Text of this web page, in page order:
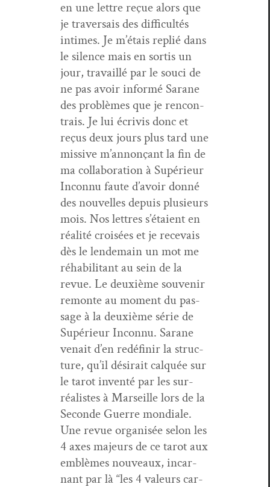
en une let­tre reçue alors que
je tra­ver­sais des dif­fi­cultés
intimes. Je m’é­tais replié dans
le silence mais en sor­tis un
jour, tra­vail­lé par le souci de
ne pas avoir infor­mé Sarane
des prob­lèmes que je ren­con­
trais. Je lui écriv­is donc et
reçus deux jours plus tard une
mis­sive m’an­nonçant la fin de
ma col­lab­o­ra­tion à Supérieur
Incon­nu faute d’avoir don­né
des nou­velles depuis plusieurs
mois. Nos let­tres s’é­taient en
réal­ité croisées et je rece­vais
dès le lende­main un mot me
réha­bil­i­tant au sein de la
revue. Le deux­ième sou­venir
remonte au moment du pas­
sage à la deux­ième série de
Supérieur Incon­nu. Sarane
venait d’en redéfinir la struc­
ture, qu’il désir­ait calquée sur
le tarot inven­té par les sur­
réal­istes à Mar­seille lors de la
Sec­onde Guerre mon­di­ale.
Une revue organ­isée selon les
4 axes majeurs de ce tarot aux
emblèmes nou­veaux, incar­
nant par là “les 4 valeurs car­